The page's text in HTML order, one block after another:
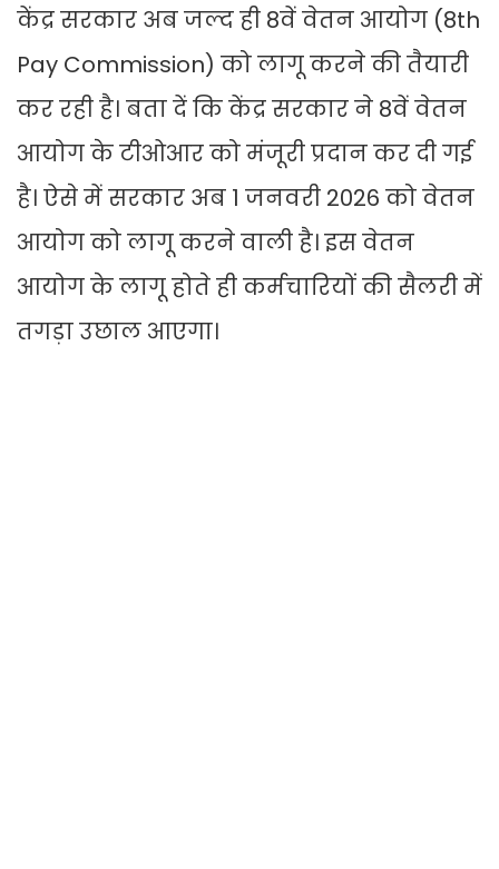
केंद्र सरकार अब जल्द ही 8वें वेतन आयोग (8th
Pay Commission) को लागू करने की तैयारी
कर रही है। बता दें कि केंद्र सरकार ने 8वें वेतन
आयोग के टीओआर को मंजूरी प्रदान कर दी गई
है। ऐसे में सरकार अब 1 जनवरी 2026 को वेतन
आयोग को लागू करने वाली है। इस वेतन
आयोग के लागू होते ही कर्मचारियों की सैलरी में
तगड़ा उछाल आएगा।